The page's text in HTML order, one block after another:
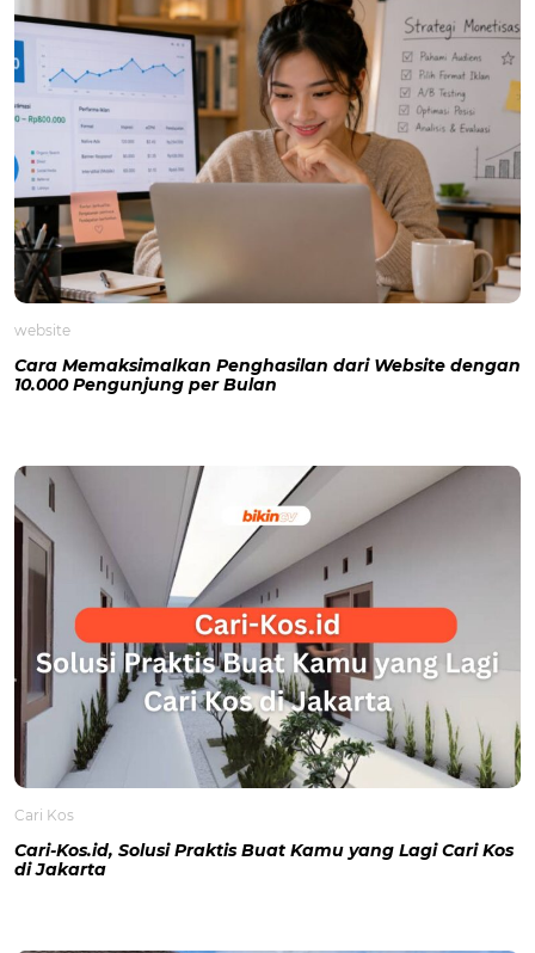
website
Cara Memaksimalkan Penghasilan dari Website dengan
10.000 Pengunjung per Bulan
Cari Kos
Cari-Kos.id, Solusi Praktis Buat Kamu yang Lagi Cari Kos
di Jakarta